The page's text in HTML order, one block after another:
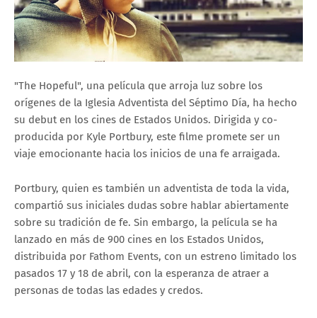
"The Hopeful", una película que arroja luz sobre los
orígenes de la Iglesia Adventista del Séptimo Día, ha hecho
su debut en los cines de Estados Unidos. Dirigida y co-
producida por Kyle Portbury, este filme promete ser un
viaje emocionante hacia los inicios de una fe arraigada.
Portbury, quien es también un adventista de toda la vida,
compartió sus iniciales dudas sobre hablar abiertamente
sobre su tradición de fe. Sin embargo, la película se ha
lanzado en más de 900 cines en los Estados Unidos,
distribuida por Fathom Events, con un estreno limitado los
pasados 17 y 18 de abril, con la esperanza de atraer a
personas de todas las edades y credos.